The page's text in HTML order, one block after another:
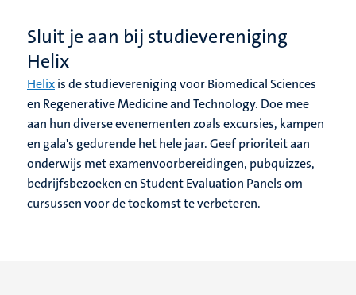
Sluit je aan bij studievereniging
Helix
Helixis de studievereniging voor Biomedical Sciences
en Regenerative Medicine and Technology. Doe mee
aan hun diverse evenementen zoals excursies, kampen
en gala's gedurende het hele jaar. Geef prioriteit aan
onderwijs met examenvoorbereidingen, pubquizzes,
bedrijfsbezoeken en Student Evaluation Panels om
cursussen voor de toekomst te verbeteren.